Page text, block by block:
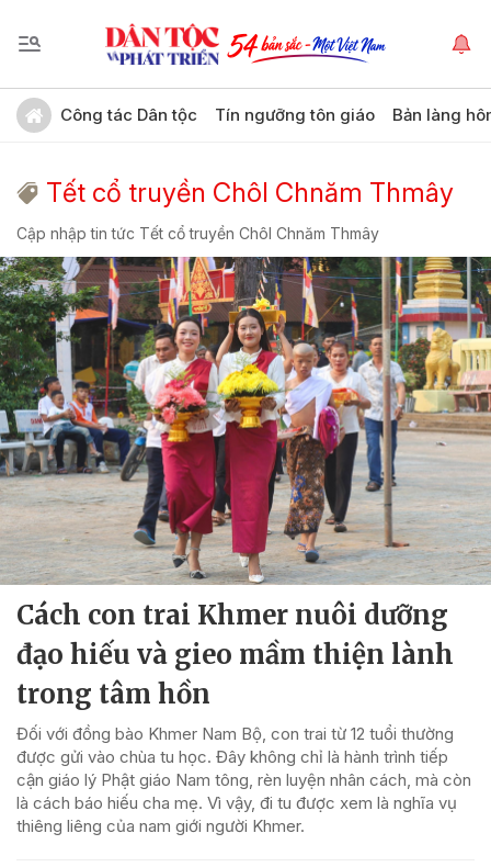
Công tác Dân tộc Tín ngưỡng tôn giáo Bản làng
Tết cổ truyền Chôl Chnăm Thmây
Cập nhập tin tức Tết cổ truyền Chôl Chnăm Thmây
Cách con trai Khmer nuôi dưỡng
đạo hiếu và gieo mầm thiện lành
trong tâm hồn
Đối với đồng bào Khmer Nam Bộ, con trai từ 12 tuổi thường
được gửi vào chùa tu học. Đây không chỉ là hành trình tiếp
cận giáo lý Phật giáo Nam tông, rèn luyện nhân cách, mà còn
là cách báo hiếu cha mẹ. Vì vậy, đi tu được xem là nghĩa vụ
thiêng liêng của nam giới người Khmer.